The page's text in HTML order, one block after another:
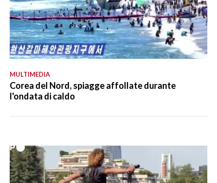
MULTIMEDIA
Corea del Nord, spiagge affollate durante
l'ondata di caldo